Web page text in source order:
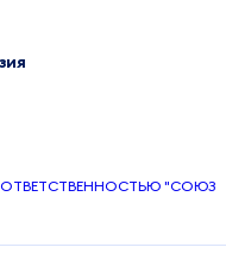
"СОЮЗ